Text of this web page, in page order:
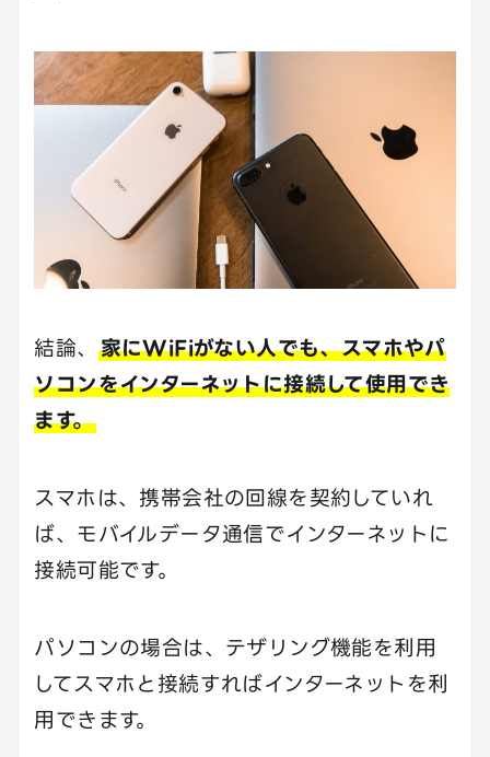
結論、 家にWiFiがない人でも、スマホやパ
ソコンをインターネットに接続して使用でき
ます。
スマホは、携帯会社の回線を契約していれ
ば、モバイルデータ通信でインターネットに
接続可能です。
パソコンの場合は、テザリング機能を利用
してスマホと接続すればインターネットを利
用できます。